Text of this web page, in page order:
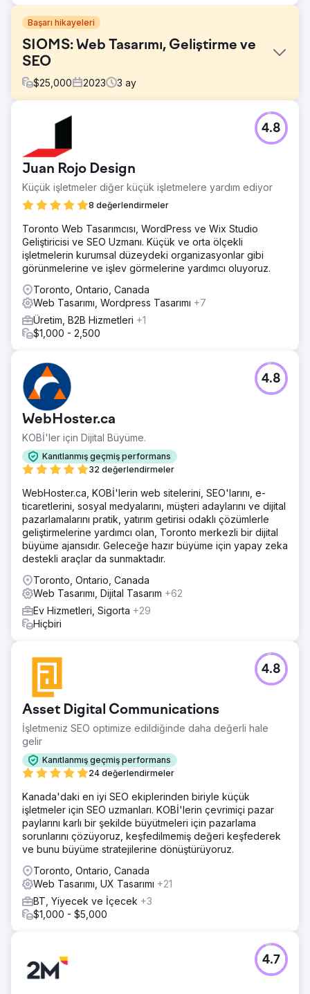
Başarı hikayeleri
SIOMS: Web Tasarımı, Geliştirme ve
SEO
$25,000 2023 3 ay
Meydan Okuma
Surgery için daha fazla gelir sağlayacak bir web sitesi
oluşturmaktı.
Çözümümüz, araştırma/strateji aşamasına yoğun bir
şekilde dahil olmak ve tamamen özel, benzersiz ve amaçlı
ve SEO hizmetleri sunmaktı.
Sonuç
"SEO sıralamalarındaki yükselişimizle trafiğimiz önemli
fazla hasta talebiyle web sitesi trafiğinin daha büyük bir
yüzdesini dönüştürüyoruz." - Quentin Servais-Laval,
SIOMS Pazarlama Direktörü
Juan Rojo Design
Küçük işletmeler diğer küçük işletmelere yardım ediyor
8 değerlendirmeler
4.8
Toronto Web Tasarımcısı, WordPress ve Wix Studio
Geliştiricisi ve SEO Uzmanı. Küçük ve orta ölçekli
işletmelerin kurumsal düzeydeki organizasyonlar gibi
görünmelerine ve işlev görmelerine yardımcı oluyoruz.
Toronto, Ontario, Canada
Web Tasarımı, Wordpress Tasarımı +7
Üretim, B2B Hizmetleri +1
$1,000 - 2,500
WebHoster.ca
KOBİ'ler için Dijital Büyüme.
Kanıtlanmış geçmiş performans
32 değerlendirmeler
4.8
WebHoster.ca, KOBİ'lerin web sitelerini, SEO'larını, e-
ticaretlerini, sosyal medyalarını, müşteri adaylarını ve dijital
pazarlamalarını pratik, yatırım getirisi odaklı çözümlerle
geliştirmelerine yardımcı olan, Toronto merkezli bir dijital
büyüme ajansıdır. Geleceğe hazır büyüme için yapay zeka
destekli araçlar da sunmaktadır.
Toronto, Ontario, Canada
Web Tasarımı, Dijital Tasarım +62
Ev Hizmetleri, Sigorta +29
Hiçbiri
Asset Digital Communications
İşletmeniz SEO optimize edildiğinde daha değerli hale
gelir
Kanıtlanmış geçmiş performans
24 değerlendirmeler
4.8
Kanada'daki en iyi SEO ekiplerinden biriyle küçük
işletmeler için SEO uzmanları. KOBİ'lerin çevrimiçi pazar
paylarını karlı bir şekilde büyütmeleri için pazarlama
sorunlarını çözüyoruz, keşfedilmemiş değeri keşfederek
ve bunu büyüme stratejilerine dönüştürüyoruz.
Toronto, Ontario, Canada
Web Tasarımı, UX Tasarımı +21
BT, Yiyecek ve İçecek +3
$1,000 - $5,000
4.7